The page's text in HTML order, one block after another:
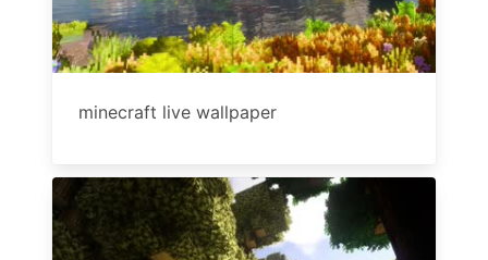
minecraft live wallpaper